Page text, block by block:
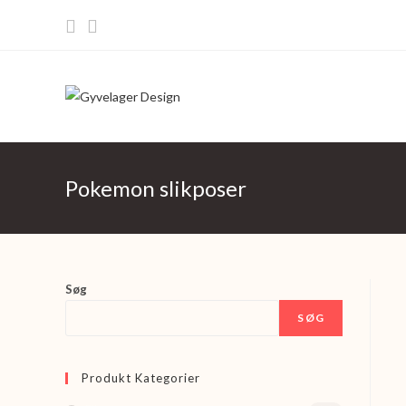
Pokemon slikposer
Søg
SØG
Produkt Kategorier